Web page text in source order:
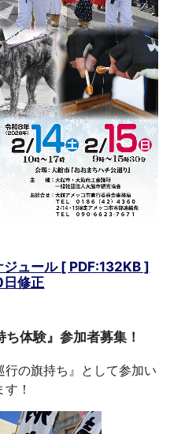
ュール [ PDF:132KB ]
修正
ち体験』参加者募集！
の旗持ち』として参加い
！